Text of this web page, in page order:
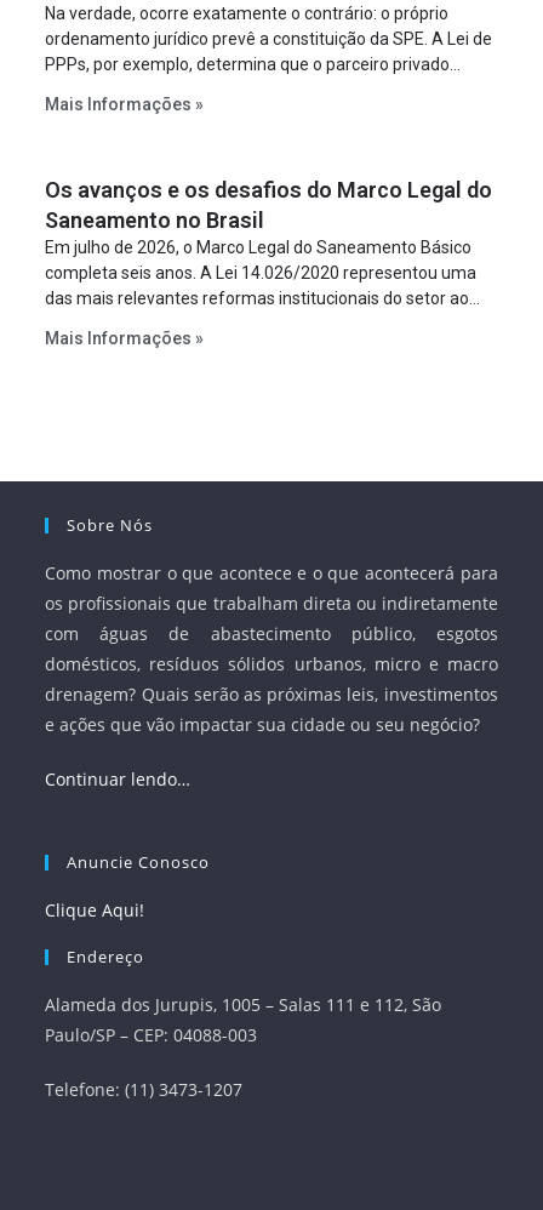
Na verdade, ocorre exatamente o contrário: o próprio
ordenamento jurídico prevê a constituição da SPE. A Lei de
PPPs, por exemplo, determina que o parceiro privado
empreendimento. Ou seja, a suposta “fraude à licitação” é
projeto a projeto.
Mais Informações »
Os avanços e os desafios do Marco Legal do
Saneamento no Brasil
Em julho de 2026, o Marco Legal do Saneamento Básico
completa seis anos. A Lei 14.026/2020 representou uma
das mais relevantes reformas institucionais do setor ao
serviços, ampliar a participação da iniciativa privada,
Mais Informações »
Sobre Nós
Como mostrar o que acontece e o que acontecerá para
os profissionais que trabalham direta ou indiretamente
com águas de abastecimento público, esgotos
domésticos, resíduos sólidos urbanos, micro e macro
drenagem? Quais serão as próximas leis, investimentos
e ações que vão impactar sua cidade ou seu negócio?
Continuar lendo…
Anuncie Conosco
Clique Aqui!
Endereço
Alameda dos Jurupis, 1005 – Salas 111 e 112, São
Paulo/SP – CEP: 04088-003
Telefone: (11) 3473-1207